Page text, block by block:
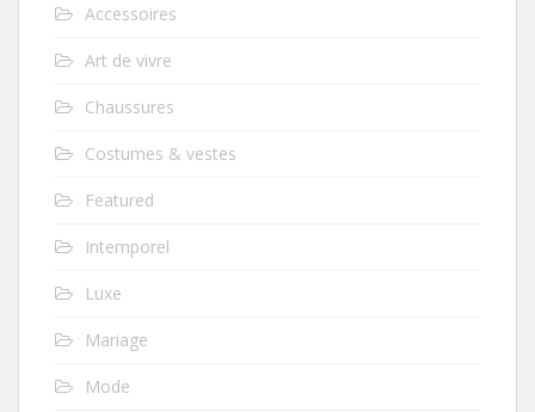
Accessoires
Art de vivre
Chaussures
Costumes & vestes
Featured
Intemporel
Luxe
Mariage
Mode